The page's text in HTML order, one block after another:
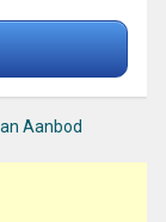
Aanbod